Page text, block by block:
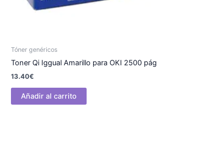
Tóner genéricos
Toner Qi Iggual Amarillo para OKI 2500 pág
13.40€
Añadir al carrito